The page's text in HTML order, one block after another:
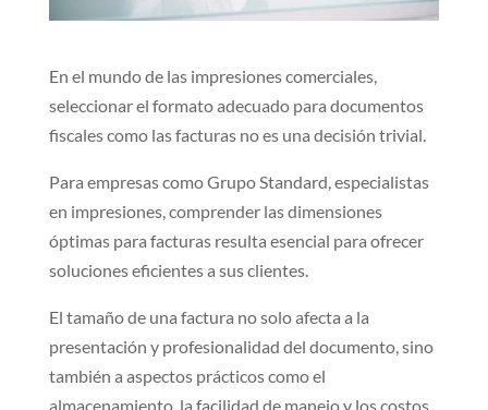
En el mundo de las impresiones comerciales,
seleccionar el formato adecuado para documentos
fiscales como las facturas no es una decisión trivial.
Para empresas como Grupo Standard, especialistas
en impresiones, comprender las dimensiones
óptimas para facturas resulta esencial para ofrecer
soluciones eficientes a sus clientes.
El tamaño de una factura no solo afecta a la
presentación y profesionalidad del documento, sino
también a aspectos prácticos como el
almacenamiento, la facilidad de manejo y los costos